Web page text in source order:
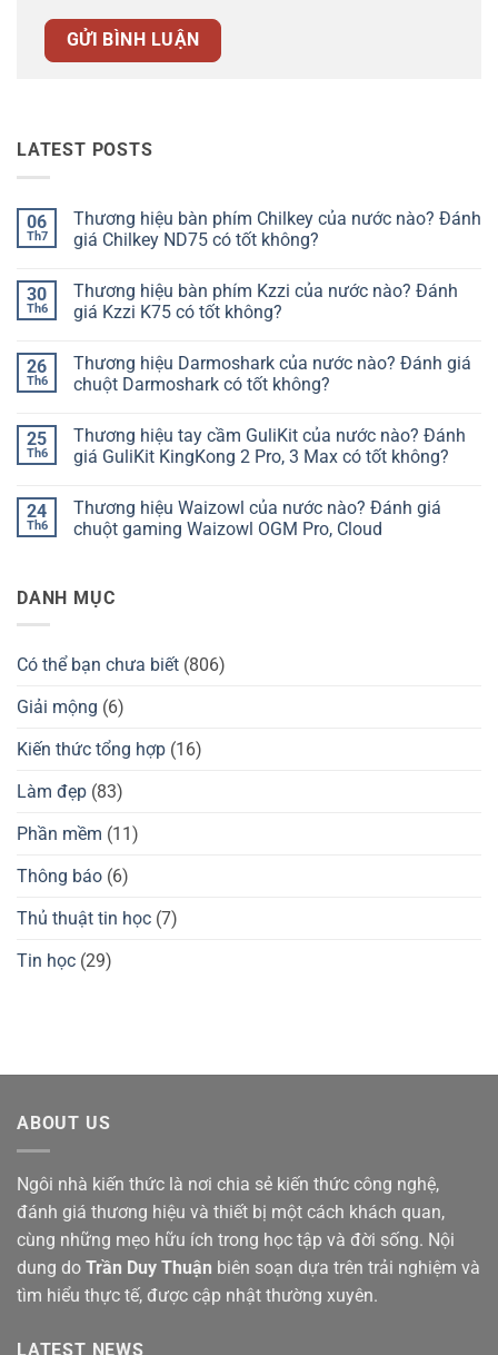
LATEST POSTS
06
Th7
Thương hiệu bàn phím Chilkey của nước nào? Đánh
giá Chilkey ND75 có tốt không?
bình
luận
ở
bàn
phím
Chilkey
nào?
Đánh
giá
có
tốt
không?
30
Th6
Thương hiệu bàn phím Kzzi của nước nào? Đánh
giá Kzzi K75 có tốt không?
bình
luận
ở
bàn
phím
Kzzi
nào?
Đánh
giá
tốt
không?
26
Th6
Thương hiệu Darmoshark của nước nào? Đánh giá
chuột Darmoshark có tốt không?
bình
luận
ở
Darmoshark
của
nước
chuột
Darmoshark
25
Th6
Thương hiệu tay cầm GuliKit của nước nào? Đánh
giá GuliKit KingKong 2 Pro, 3 Max có tốt không?
bình
luận
ở
cầm
GuliKit
Đánh
KingKong
3
tốt
24
Th6
Thương hiệu Waizowl của nước nào? Đánh giá
chuột gaming Waizowl OGM Pro, Cloud
luận
ở
của
Đánh
gaming
OGM
Pro,
DANH MỤC
Có thể bạn chưa biết (806)
Giải mộng (6)
Kiến thức tổng hợp (16)
Làm đẹp (83)
Phần mềm (11)
Thông báo (6)
Thủ thuật tin học (7)
Tin học (29)
ABOUT US
Ngôi nhà kiến thức là nơi chia sẻ kiến thức công nghệ,
đánh giá thương hiệu và thiết bị một cách khách quan,
cùng những mẹo hữu ích trong học tập và đời sống. Nội
dung do Trần Duy Thuận biên soạn dựa trên trải nghiệm và
tìm hiểu thực tế, được cập nhật thường xuyên.
LATEST NEWS